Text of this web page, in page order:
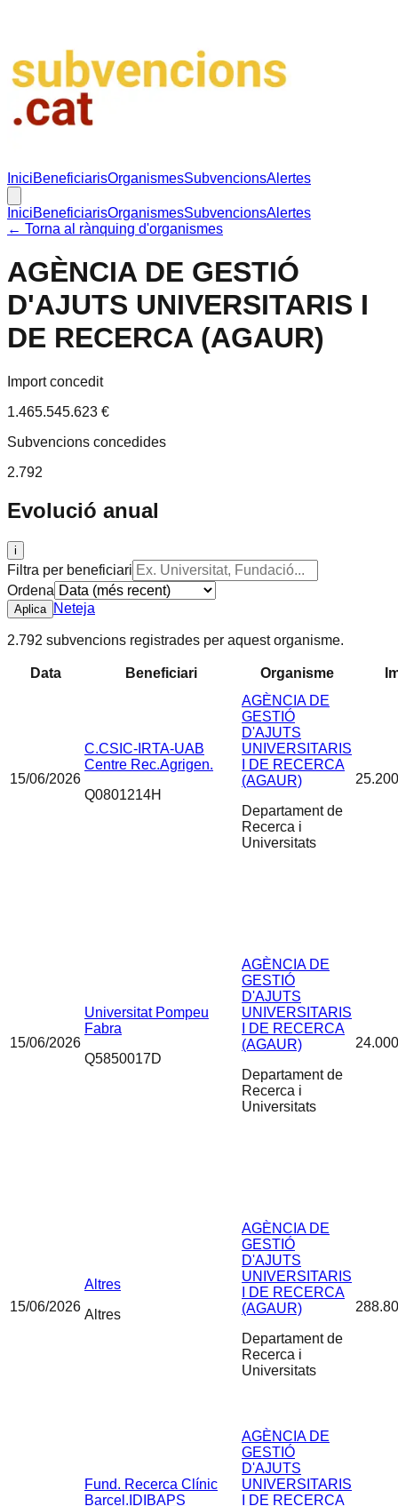
IniciBeneficiarisOrganismesSubvencionsAlertes
IniciBeneficiarisOrganismesSubvencionsAlertes
← Torna al rànquing d'organismes
AGÈNCIA DE GESTIÓ
D'AJUTS UNIVERSITARIS I
DE RECERCA (AGAUR)
Import concedit
1.465.545.623 €
Subvencions concedides
2.792
Evolució anual
i
Filtra per beneficiari
Ordena
Aplica Neteja
2.792 subvencions registrades per aquest organisme.
Data Beneficiari Organisme
15/06/2026
C.CSIC-IRTA-UAB
Centre Rec.Agrigen.
Q0801214H
AGÈNCIA DE
GESTIÓ
D'AJUTS
UNIVERSITARIS
I DE RECERCA
(AGAUR)
Departament de
Recerca i
Universitats
15/06/2026
Universitat Pompeu
Fabra
Q5850017D
AGÈNCIA DE
GESTIÓ
D'AJUTS
UNIVERSITARIS
I DE RECERCA
(AGAUR)
Departament de
Recerca i
Universitats
15/06/2026
Altres
Altres
AGÈNCIA DE
GESTIÓ
D'AJUTS
UNIVERSITARIS
I DE RECERCA
(AGAUR)
Departament de
Recerca i
Universitats
Fund. Recerca Clínic
Barcel.IDIBAPS
AGÈNCIA DE
GESTIÓ
D'AJUTS
UNIVERSITARIS
I DE RECERCA